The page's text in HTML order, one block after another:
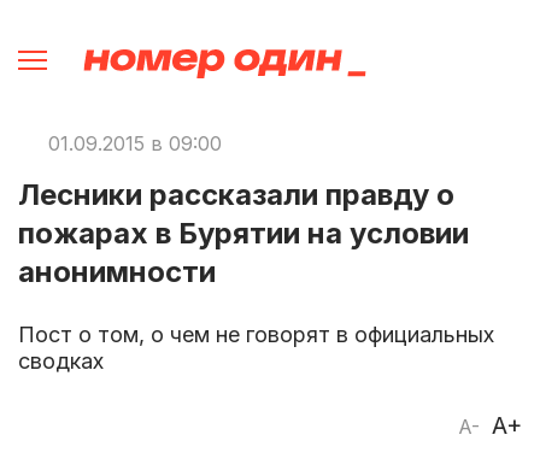
01.09.2015 в 09:00
Лесники рассказали правду о
пожарах в Бурятии на условии
анонимности
Пост о том, о чем не говорят в официальных
сводках
A- A+